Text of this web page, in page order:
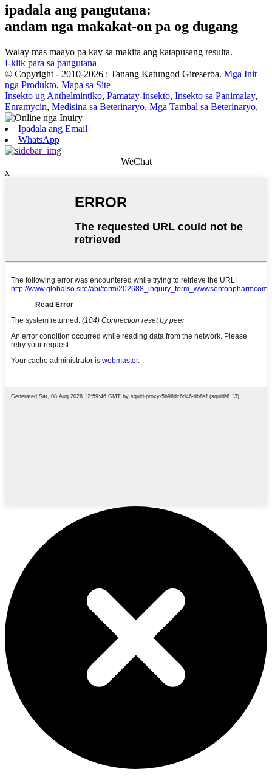
ipadala ang pangutana:
andam nga makakat-on pa og dugang
Walay mas maayo pa kay sa makita ang katapusang resulta.
I-klik para sa pangutana
© Copyright - 2010-2026 : Tanang Katungod Gireserba. Mga Init
nga Produkto, Mapa sa Site
Insekto ug Anthelmintiko, Pamatay-insekto, Insekto sa Panimalay,
Enramycin, Medisina sa Beterinaryo, Mga Tambal sa Beterinaryo,
Ipadala ang Email
WhatsApp
WeChat
x